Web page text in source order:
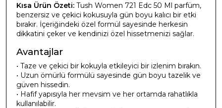
Kısa Ürün Özeti: Tush Women 721 Edc 50 Ml parfüm,
benzersiz ve çekici kokusuyla gün boyu kalıcı bir etki
bırakır. İçeriğindeki özel formül sayesinde herkesin
dikkatini çeker ve kendinizi özel hissetmenizi sağlar.
Avantajlar
• Taze ve çekici bir kokuyla etkileyici bir izlenim bırakın.
• Uzun ömürlü formülü sayesinde gün boyu tazelik ve
güven hissedin.
• Hafif yapısıyla her mevsim ve her ortamda rahatlıkla
kullanılabilir.